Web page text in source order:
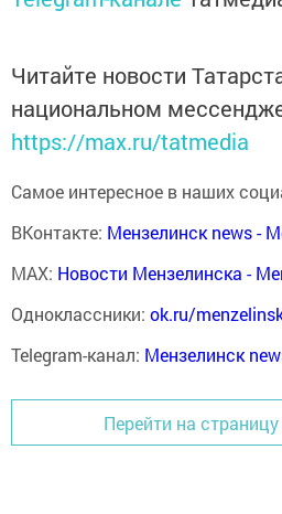
Читайте новости
национальном
https://max.ru/tatmedia
Самое интересное в наших
ВКонтакте: Мензелинск news -
MAX: Новости Мензелинска -
Одноклассники: ok.ru/
Telegram-канал: Мензелинск
Перейти на